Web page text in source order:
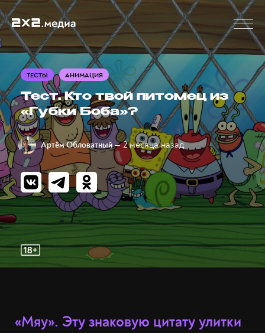
ТЕСТЫ АНИМАЦИЯ
Тест. Кто твой питомец из
«Губки Боба»?
Артём Обловатный— 2 месяца назад
«Мяу». Эту знаковую цитату улитки